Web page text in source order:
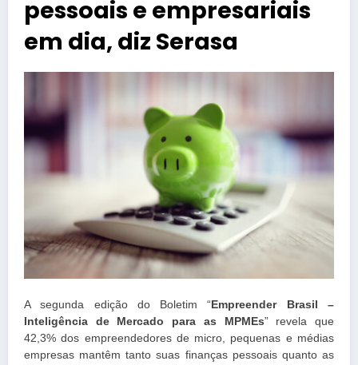
pessoais e empresariais
em dia, diz Serasa
A segunda edição do Boletim “ Empreender Brasil –
Inteligência de Mercado para as MPMEs” revela que
42,3% dos empreendedores de micro, pequenas e médias
empresas mantêm tanto suas finanças pessoais quanto as